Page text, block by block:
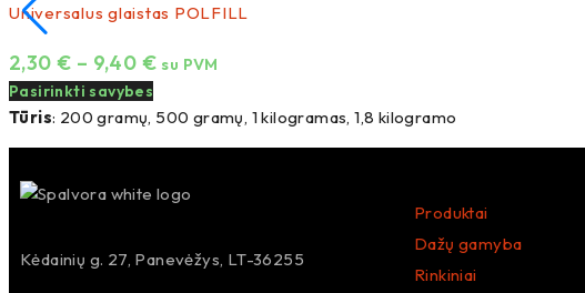
Universalus glaistas POLFILL
2,30 € – 9,40 € su PVM
Pasirinkti savybes
Tūris: 200 gramų, 500 gramų, 1 kilogramas, 1,8 kilogramo
Kėdainių g. 27, Panevėžys, LT-36255
Produktai
Dažų gamyba
Rinkiniai